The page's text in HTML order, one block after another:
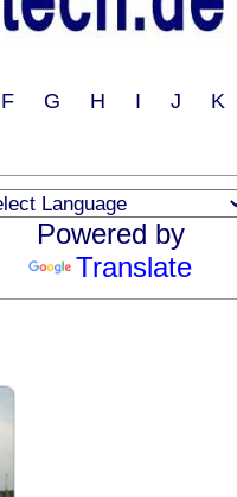
G H I J
Powered by
Translate